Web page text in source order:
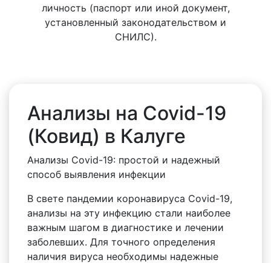
личность (паспорт или иной документ,
установленный законодательством и
СНИЛС).
Анализы на Covid-19
(Ковид) в Калуге
Анализы Covid-19: простой и надежный
способ выявления инфекции
В свете пандемии коронавируса Covid-19,
анализы на эту инфекцию стали наиболее
важным шагом в диагностике и лечении
заболевших. Для точного определения
наличия вируса необходимы надежные